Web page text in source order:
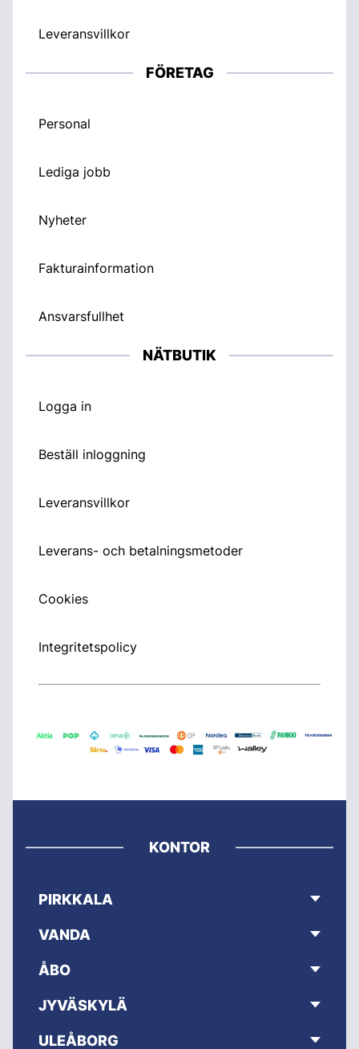
Leveransvillkor
FÖRETAG
Personal
Lediga jobb
Nyheter
Fakturainformation
Ansvarsfullhet
NÄTBUTIK
Logga in
Beställ inloggning
Leveransvillkor
Leverans- och betalningsmetoder
Cookies
Integritetspolicy
KONTOR
PIRKKALA
VANDA
ÅBO
JYVÄSKYLÄ
ULEÅBORG